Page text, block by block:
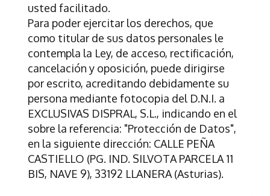
usted facilitado.
Para poder ejercitar los derechos, que
como titular de sus datos personales le
contempla la Ley, de acceso, rectificación,
cancelación y oposición, puede dirigirse
por escrito, acreditando debidamente su
persona mediante fotocopia del D.N.I. a
EXCLUSIVAS DISPRAL, S.L., indicando en el
sobre la referencia: "Protección de Datos",
en la siguiente dirección: CALLE PEÑA
CASTIELLO (PG. IND. SILVOTA PARCELA 11
BIS, NAVE 9), 33192 LLANERA (Asturias).